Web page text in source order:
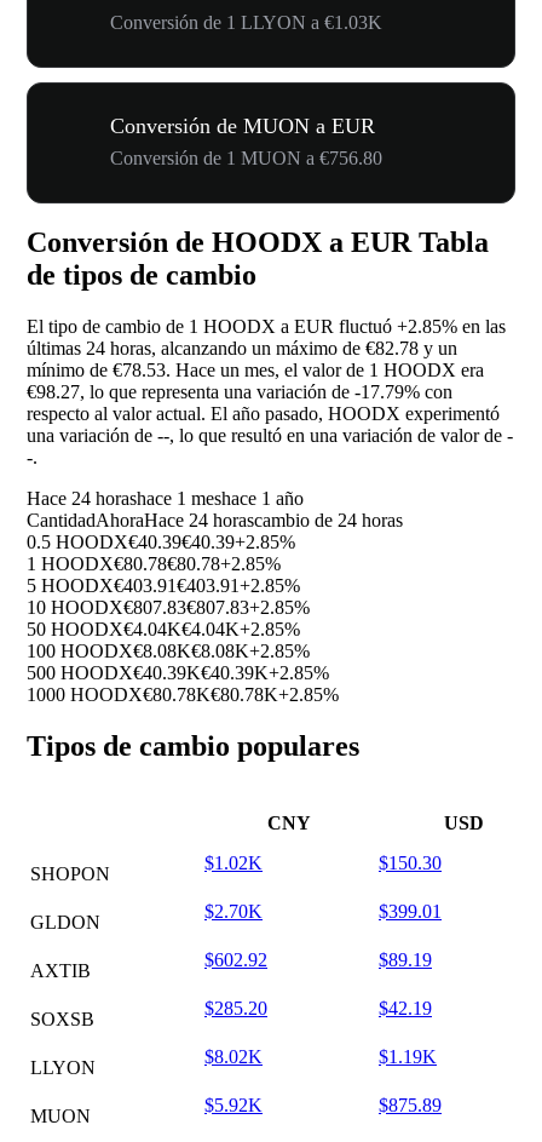
Conversión de 1 LLYON a €1.03K
Conversión de MUON a EUR
Conversión de 1 MUON a €756.80
Conversión de HOODX a EUR Tabla
de tipos de cambio
El tipo de cambio de 1 HOODX a EUR fluctuó +2.85% en las
últimas 24 horas, alcanzando un máximo de €82.78 y un
mínimo de €78.53. Hace un mes, el valor de 1 HOODX era
€98.27, lo que representa una variación de -17.79% con
respecto al valor actual. El año pasado, HOODX experimentó
una variación de --, lo que resultó en una variación de valor de -
-.
Hace 24 horashace 1 meshace 1 año
CantidadAhoraHace 24 horascambio de 24 horas
0.5 HOODX€40.39€40.39+2.85%
1 HOODX€80.78€80.78+2.85%
5 HOODX€403.91€403.91+2.85%
10 HOODX€807.83€807.83+2.85%
50 HOODX€4.04K€4.04K+2.85%
100 HOODX€8.08K€8.08K+2.85%
500 HOODX€40.39K€40.39K+2.85%
1000 HOODX€80.78K€80.78K+2.85%
Tipos de cambio populares
CNY USD
SHOPON
$1.02K $150.30
GLDON
$2.70K $399.01
AXTIB
$602.92 $89.19
SOXSB
$285.20 $42.19
LLYON
$8.02K $1.19K
MUON
$5.92K $875.89